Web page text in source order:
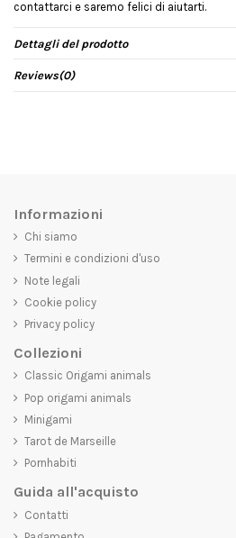
contattarci e saremo felici di aiutarti.
Dettagli del prodotto
Reviews(0)
Informazioni
Chi siamo
Termini e condizioni d'uso
Note legali
Cookie policy
Privacy policy
Collezioni
Classic Origami animals
Pop origami animals
Minigami
Tarot de Marseille
Pornhabiti
Guida all'acquisto
Contatti